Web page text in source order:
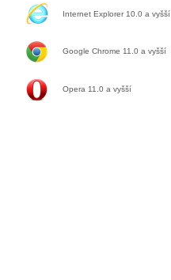
Internet Explorer 10.0 a vyšší
Google Chrome 11.0 a vyšší
Opera 11.0 a vyšší